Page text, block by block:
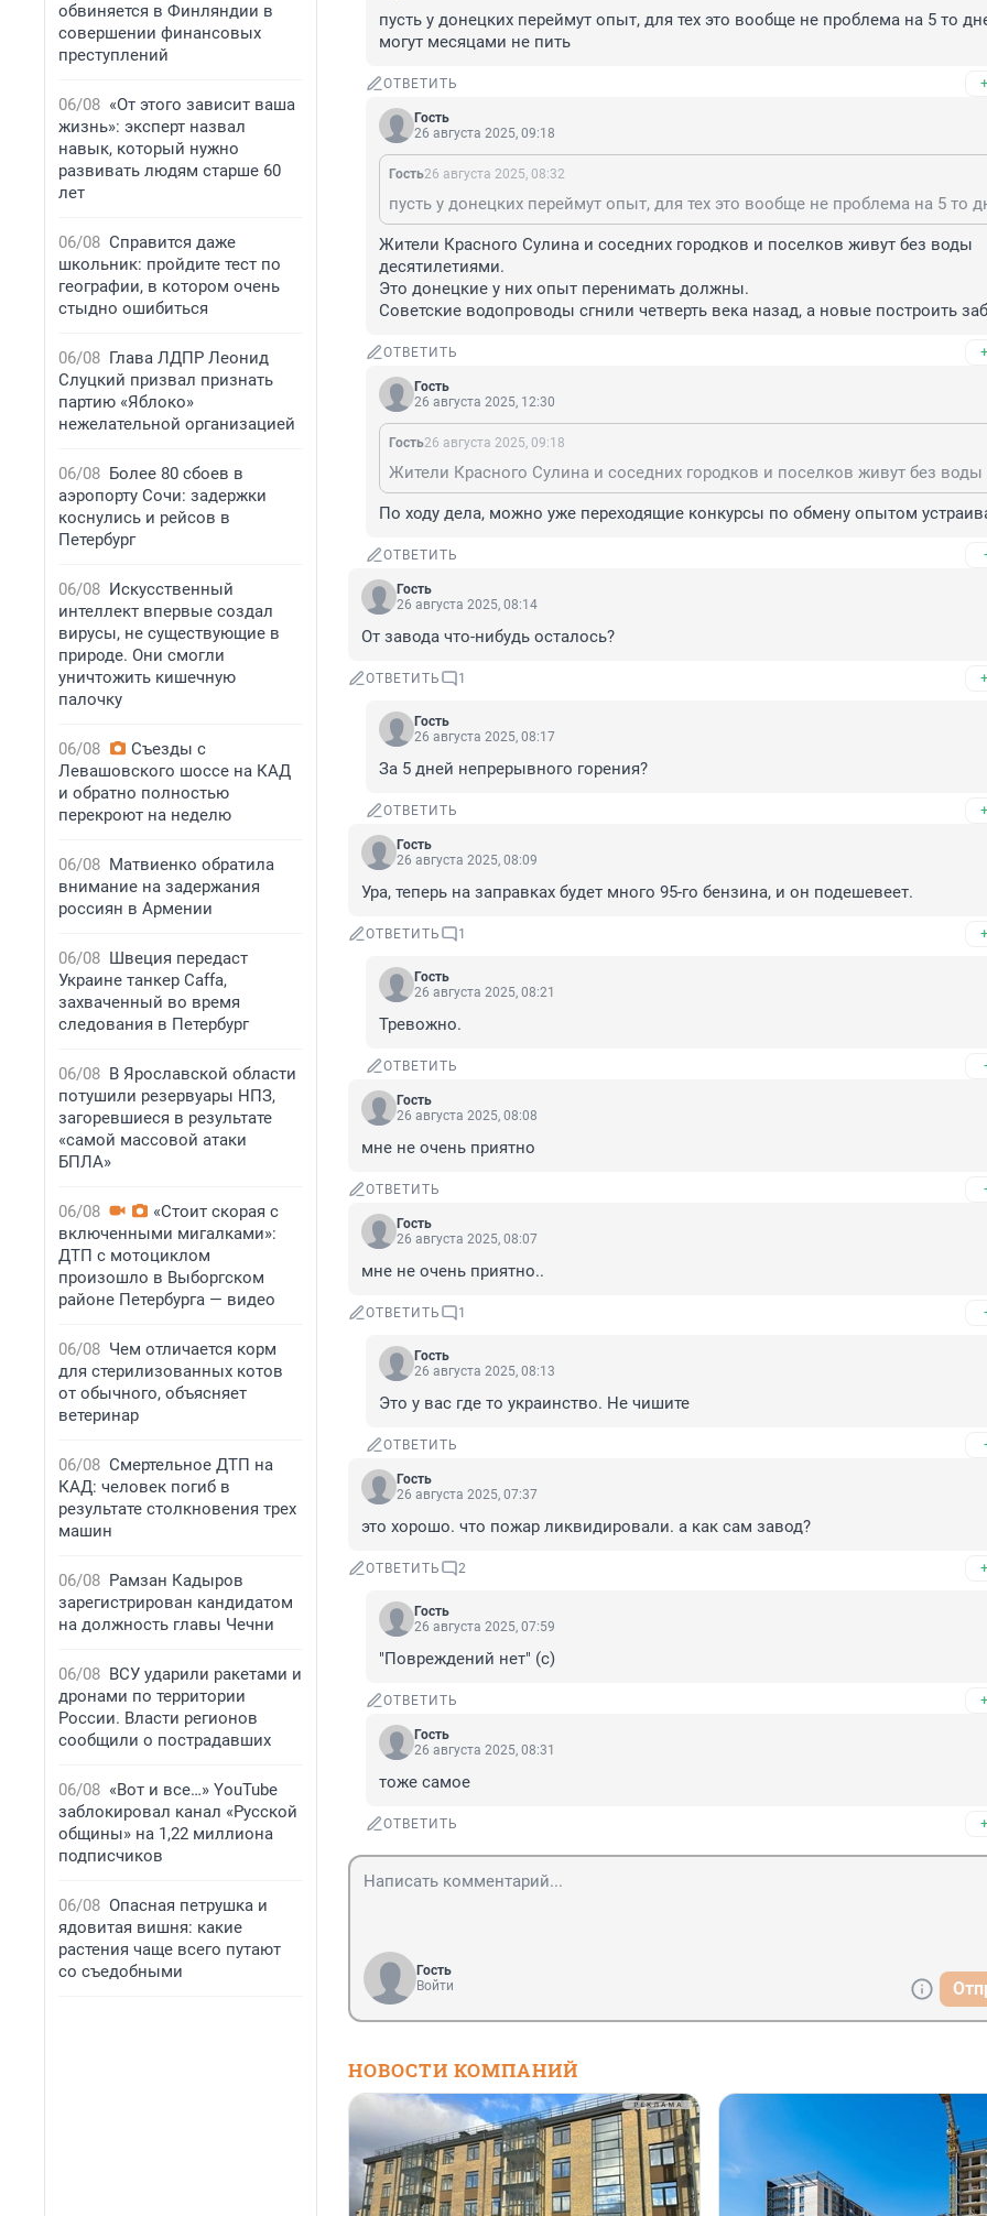
обвиняется в Финляндии в
совершении финансовых
преступлений
06/08 «От этого зависит ваша
жизнь»: эксперт назвал
навык, который нужно
развивать людям старше 60
лет
06/08 Справится даже
школьник: пройдите тест по
географии, в котором очень
стыдно ошибиться
06/08 Глава ЛДПР Леонид
Слуцкий призвал признать
партию «Яблоко»
нежелательной организацией
06/08 Более 80 сбоев в
аэропорту Сочи: задержки
коснулись и рейсов в
Петербург
06/08 Искусственный
интеллект впервые создал
вирусы, не существующие в
природе. Они смогли
уничтожить кишечную
палочку
06/08
Съезды с
Левашовского шоссе на КАД
и обратно полностью
перекроют на неделю
06/08 Матвиенко обратила
внимание на задержания
россиян в Армении
06/08 Швеция передаст
Украине танкер Caffa,
захваченный во время
следования в Петербург
06/08 В Ярославской области
потушили резервуары НПЗ,
загоревшиеся в результате
«самой массовой атаки
БПЛА»
06/08
«Стоит скорая с
включенными мигалками»:
ДТП с мотоциклом
произошло в Выборгском
районе Петербурга — видео
06/08 Чем отличается корм
для стерилизованных котов
от обычного, объясняет
ветеринар
06/08 Смертельное ДТП на
КАД: человек погиб в
результате столкновения трех
машин
06/08 Рамзан Кадыров
зарегистрирован кандидатом
на должность главы Чечни
06/08 ВСУ ударили ракетами и
дронами по территории
России. Власти регионов
сообщили о пострадавших
06/08 «Вот и все…» YouTube
заблокировал канал «Русской
общины» на 1,22 миллиона
подписчиков
06/08 Опасная петрушка и
ядовитая вишня: какие
растения чаще всего путают
со съедобными
пусть у донецких переймут опыт, для тех это вообще не проблема на 5 то
могут месяцами не пить
ОТВЕТИТЬ
Гость
26 августа 2025, 09:18
Гость26 августа 2025, 08:32
Жители Красного Сулина и соседних городков и поселков живут без воды
десятилетиями.
Это донецкие у них опыт перенимать должны.
Советские водопроводы сгнили четверть века назад, а новые построить
ОТВЕТИТЬ
Гость
26 августа 2025, 12:30
Гость26 августа 2025, 09:18
По ходу дела, можно уже переходящие конкурсы по обмену опытом
ОТВЕТИТЬ
Гость
26 августа 2025, 08:14
От завода что-нибудь осталось?
ОТВЕТИТЬ 1
Гость
26 августа 2025, 08:17
За 5 дней непрерывного горения?
ОТВЕТИТЬ
Гость
26 августа 2025, 08:09
Ура, теперь на заправках будет много 95-го бензина, и он подешевеет.
ОТВЕТИТЬ 1
Гость
26 августа 2025, 08:21
Тревожно.
ОТВЕТИТЬ
Гость
26 августа 2025, 08:08
мне не очень приятно
ОТВЕТИТЬ
Гость
26 августа 2025, 08:07
мне не очень приятно..
ОТВЕТИТЬ 1
Гость
26 августа 2025, 08:13
Это у вас где то украинство. Не чишите
ОТВЕТИТЬ
Гость
26 августа 2025, 07:37
это хорошо. что пожар ликвидировали. а как сам завод?
ОТВЕТИТЬ 2
Гость
26 августа 2025, 07:59
"Повреждений нет" (с)
ОТВЕТИТЬ
Гость
26 августа 2025, 08:31
тоже самое
ОТВЕТИТЬ
Гость
Войти
НОВОСТИ КОМПАНИЙ